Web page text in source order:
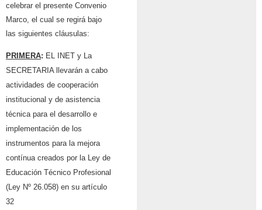
celebrar el presente Convenio
Marco, el cual se regirá bajo
las siguientes cláusulas:
PRIMERA: EL INET y La
SECRETARIA llevarán a cabo
actividades de cooperación
institucional y de asistencia
técnica para el desarrollo e
implementación de los
instrumentos para la mejora
contínua creados por la Ley de
Educación Técnico Profesional
(Ley Nº 26.058) en su artículo
32